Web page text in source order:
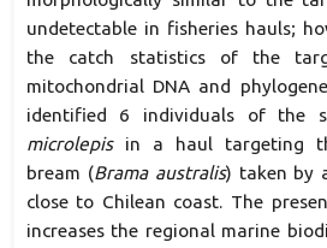
undetectable in fisheries hauls;
the catch statistics of the
mitochondrial DNA and
identified 6 individuals of the
microlepisin a haul targeting
bream (Brama australis) taken by
close to Chilean coast. The
increases the regional marine